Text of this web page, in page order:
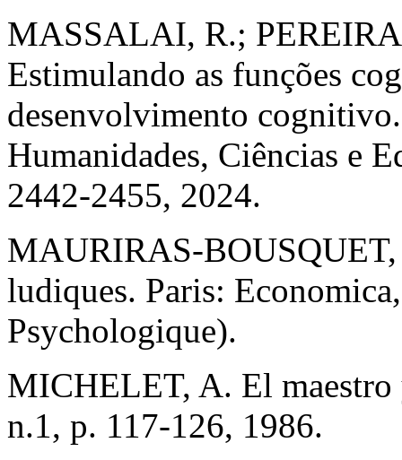
MASSALAI, R.;
Estimulando as funções
desenvolvimento
Humanidades, Ciências e
2442-2455, 2024.
MAURIRAS-
ludiques. Paris:
Psychologique).
MICHELET, A. El maestro
n.1, p. 117-126, 1986.